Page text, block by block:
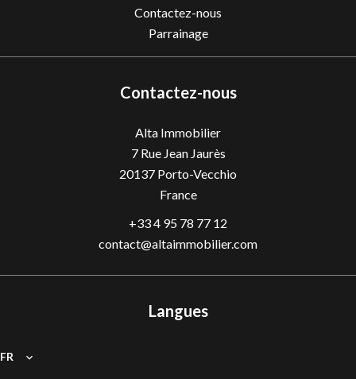
Contactez-nous
Parrainage
Contactez-nous
Alta Immobilier
7 Rue Jean Jaurès
20137 Porto-Vecchio
France
+33 4 95 78 77 12
contact@altaimmobilier.com
Langues
FR